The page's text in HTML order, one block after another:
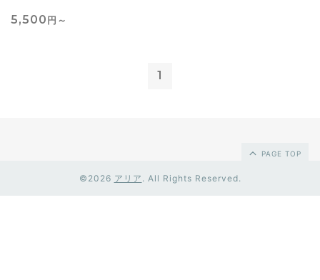
5,500 円～
1
PAGE TOP
©2026 アリア . All Rights Reserved.